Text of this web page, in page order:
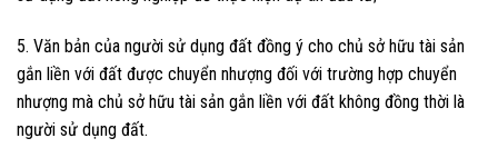
5. Văn bản của người sử dụng đất đồng ý cho chủ sở hữu tài sản
gắn liền với đất được chuyển nhượng đối với trường hợp chuyển
nhượng mà chủ sở hữu tài sản gắn liền với đất không đồng thời là
người sử dụng đất.